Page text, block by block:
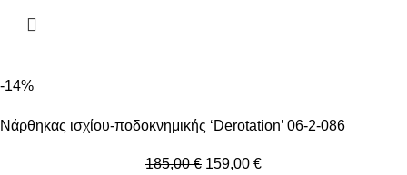
-14%
Νάρθηκας ισχίου-ποδοκνημικής ‘Derotation’ 06-2-086
185,00€ 159,00 €